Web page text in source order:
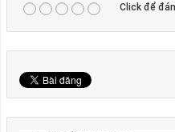
Click để